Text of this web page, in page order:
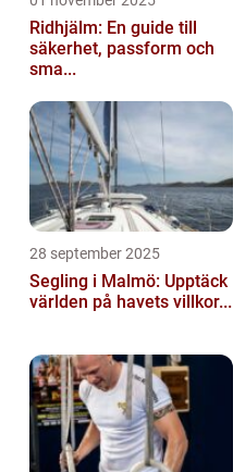
Ridhjälm: En guide till
säkerhet, passform och
sma...
28 september 2025
Segling i Malmö: Upptäck
världen på havets villkor...